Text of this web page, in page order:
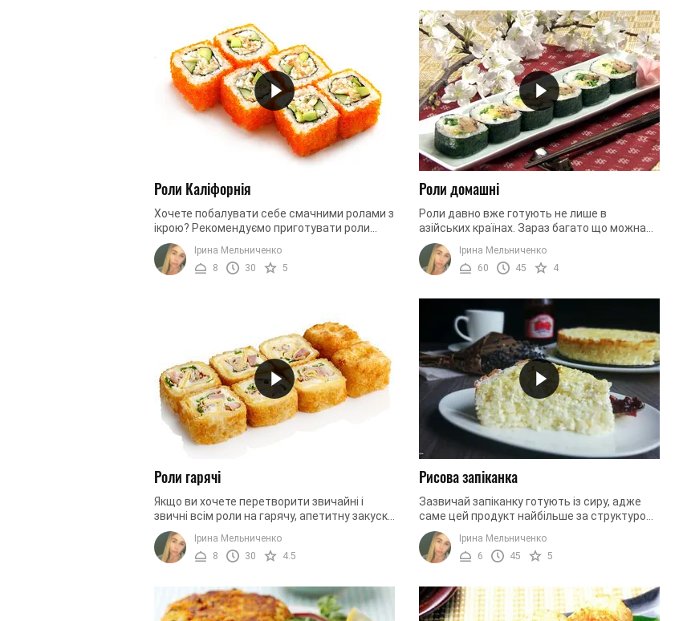
Роли Каліфорнія
Хочете побалувати себе смачними ролами з
ікрою? Рекомендуємо приготувати роли
«Каліфорнія». Симпатичні та апетитні, вони
не лише прикрасять ваш стіл. ...
Ірина Мельниченко
8
30 5
Роли домашні
Роли давно вже готують не лише в
азійських країнах. Зараз багато що можна
приготувати вдома завдяки рецептам на
кулінарних сайтах. Домашні роли – це ...
Ірина Мельниченко
60
45 4
Роли гарячі
Якщо ви хочете перетворити звичайні і
звичні всім роли на гарячу, апетитну закуску,
вам допоможе наш рецепт. Хрусткі,
ароматні та дуже смачні ...
Ірина Мельниченко
8
30 4.5
Рисова запіканка
Зазвичай запіканку готують із сиру, адже
саме цей продукт найбільше за структурою
підходить для цієї страви. Але це не
означає, що існує єдиний ...
Ірина Мельниченко
6
45 5